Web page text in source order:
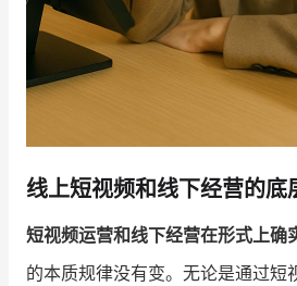
线上短视频和线下经营的底
短视频运营和线下经营在形式上确
的本质规律没有变。无论是通过短